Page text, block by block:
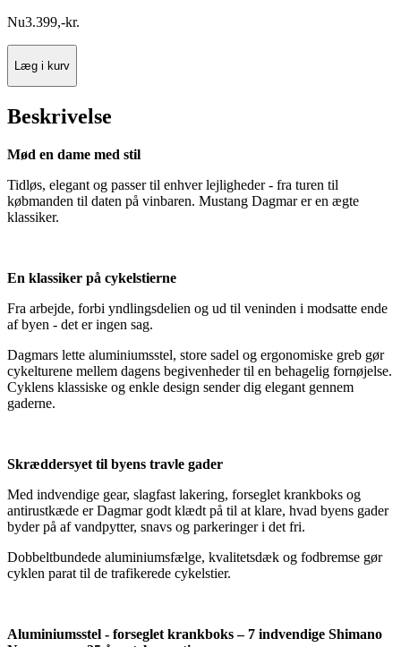
Nu3.399,-kr.
Læg i kurv
Beskrivelse
Mød en dame med stil
Tidløs, elegant og passer til enhver lejligheder - fra turen til
købmanden til daten på vinbaren. Mustang Dagmar er en ægte
klassiker.
En klassiker på cykelstierne
Fra arbejde, forbi yndlingsdelien og ud til veninden i modsatte ende
af byen - det er ingen sag.
Dagmars lette aluminiumsstel, store sadel og ergonomiske greb gør
cykelturene mellem dagens begivenheder til en behagelig fornøjelse.
Cyklens klassiske og enkle design sender dig elegant gennem
gaderne.
Skræddersyet til byens travle gader
Med indvendige gear, slagfast lakering, forseglet krankboks og
antirustkæde er Dagmar godt klædt på til at klare, hvad byens gader
byder på af vandpytter, snavs og parkeringer i det fri.
Dobbeltbundede aluminiumsfælge, kvalitetsdæk og fodbremse gør
cyklen parat til de trafikerede cykelstier.
Aluminiumsstel - forseglet krankboks – 7 indvendige Shimano